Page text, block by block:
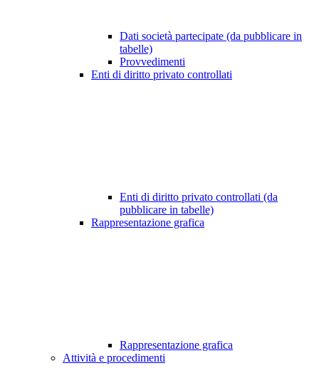
Dati società partecipate (da pubblicare in
tabelle)
Provvedimenti
Enti di diritto privato controllati
Enti di diritto privato controllati (da
pubblicare in tabelle)
Rappresentazione grafica
Rappresentazione grafica
Attività e procedimenti